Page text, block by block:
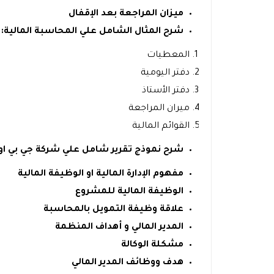
ميزان المراجعة بعد الإقفال
شرح المثال الشامل علي المحاسبة المالية:
المعطيات
دفتر اليومية
دفتر الأستاذ
ميران المراجعة
القوائم المالية
شرح نموذج تقرير شامل علي شركة جي بي
مفهوم الإدارة المالية او الوظيفة المالية
الوظيفة المالية للمشروع
علاقة وظيفة التمويل بالمحاسبة
المدير المالي و أهداف المنظمة
مشكلة الوكالة
هدف ووظائف المدير المالي